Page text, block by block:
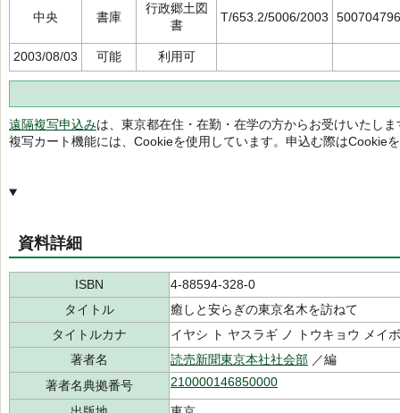
中央 書庫
行政郷土図
書
T/653.2/5006/2003
2003/08/03 可能 利用可
遠隔複写申込みは、東京都在住・在勤・在学の方からお受けいたしま
複写カート機能には、Cookieを使用しています。申込む際はCookie
資料詳細
ISBN
4-88594-328-0
タイトル
癒しと安らぎの東京名木を訪ねて
タイトルカナ
イヤシ ト ヤスラギ ノ トウキョウ メイ
著者名
読売新聞東京本社社会部 ／編
著者名典拠番号
210000146850000